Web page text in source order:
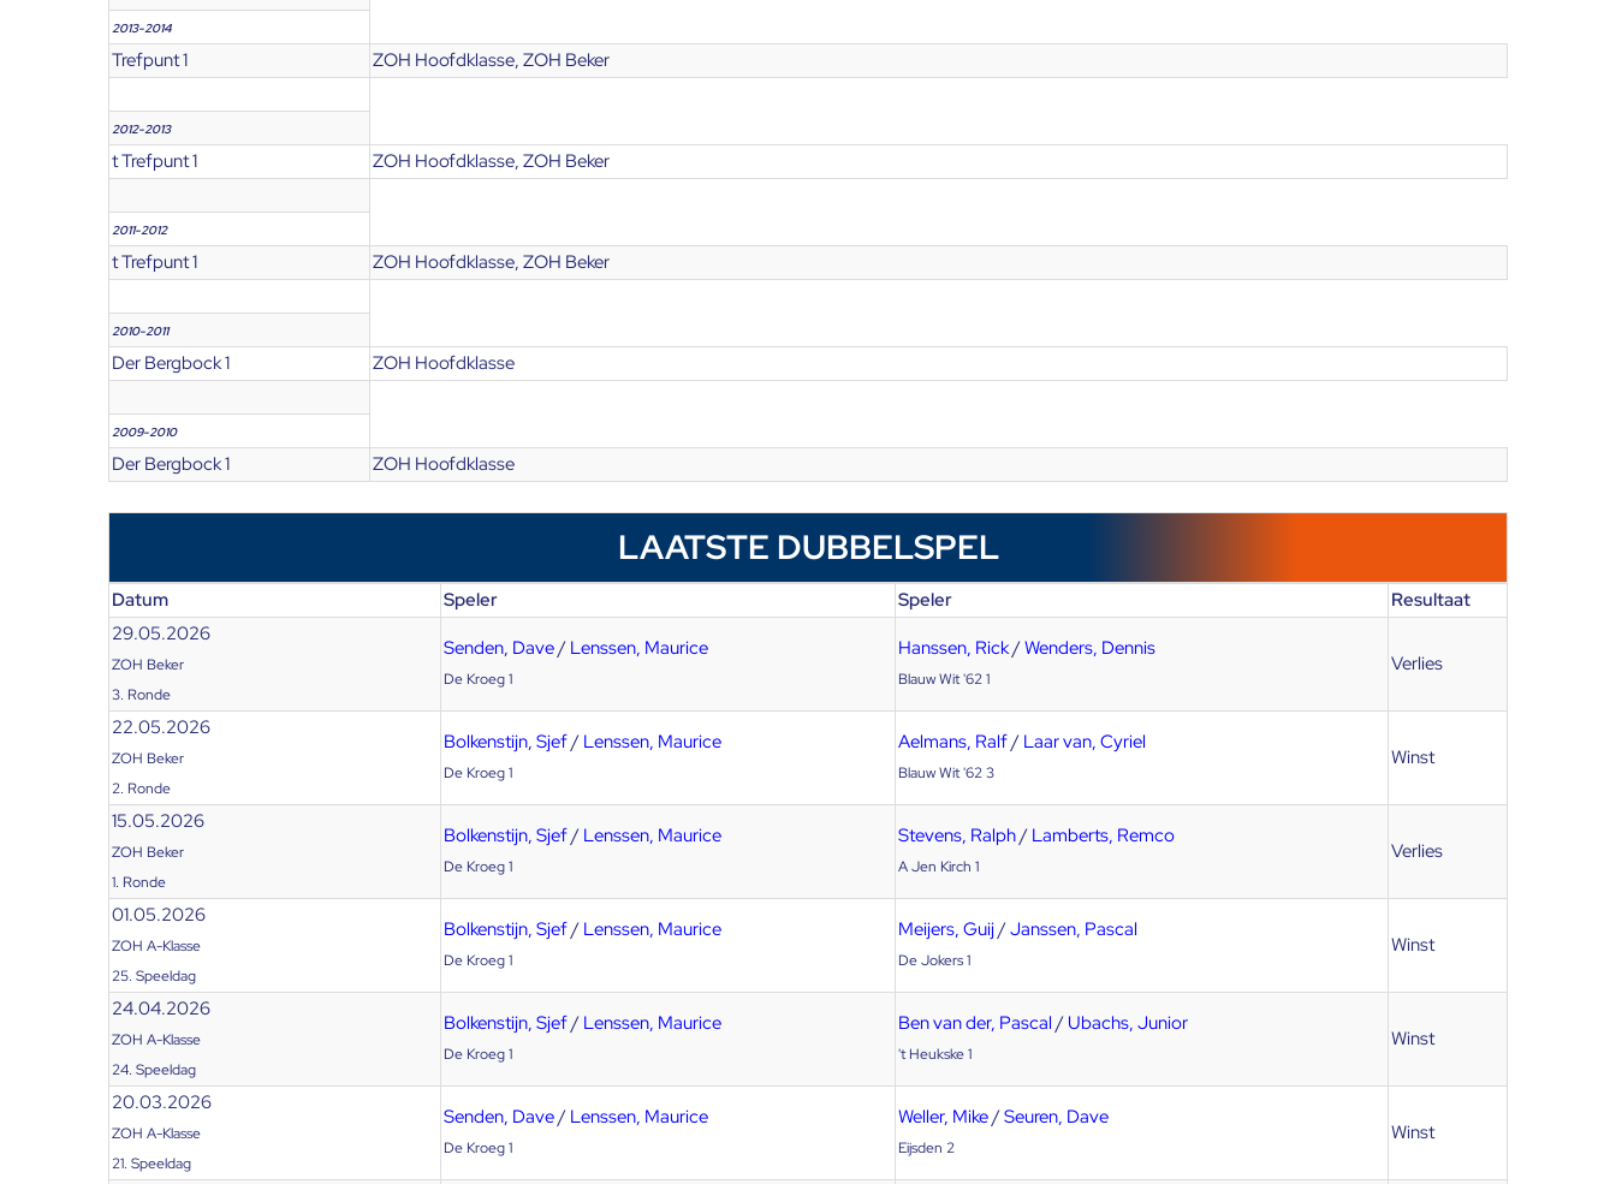
2013-2014
Trefpunt 1 ZOH Hoofdklasse, ZOH Beker
2012-2013
t Trefpunt 1 ZOH Hoofdklasse, ZOH Beker
2011-2012
t Trefpunt 1 ZOH Hoofdklasse, ZOH Beker
2010-2011
Der Bergbock 1 ZOH Hoofdklasse
2009-2010
Der Bergbock 1 ZOH Hoofdklasse
LAATSTE DUBBELSPEL
Datum Speler Speler
Resultaat
29.05.2026
ZOH Beker
3. Ronde
Senden, Dave/ Lenssen, Maurice
De Kroeg 1
Hanssen, Rick/Wenders, Dennis
Blauw Wit '62 1
Verlies
22.05.2026
ZOH Beker
2. Ronde
Bolkenstijn, Sjef/ Lenssen, Maurice
De Kroeg 1
Aelmans, Ralf/ Laar van, Cyriel
Blauw Wit '62 3
Winst
15.05.2026
ZOH Beker
1. Ronde
Bolkenstijn, Sjef/ Lenssen, Maurice
De Kroeg 1
Stevens, Ralph/ Lamberts, Remco
A Jen Kirch 1
Verlies
01.05.2026
ZOH A-Klasse
25. Speeldag
Bolkenstijn, Sjef/ Lenssen, Maurice
De Kroeg 1
Meijers, Guij/Janssen, Pascal
De Jokers 1
Winst
24.04.2026
ZOH A-Klasse
24. Speeldag
Bolkenstijn, Sjef/ Lenssen, Maurice
De Kroeg 1
Ben van der, Pascal / Ubachs, Junior
't Heukske 1
Winst
20.03.2026
ZOH A-Klasse
21. Speeldag
Senden, Dave/ Lenssen, Maurice
De Kroeg 1
Weller, Mike/Seuren, Dave
Eijsden 2
Winst